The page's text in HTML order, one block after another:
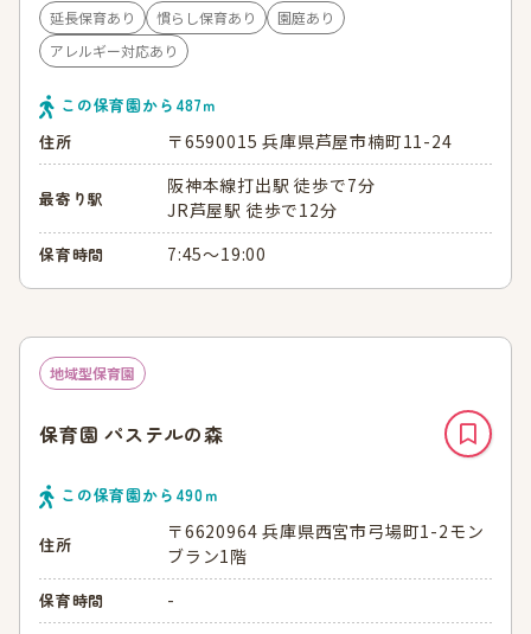
延長保育あり 慣らし保育あり
園庭あり
アレルギー対応あり
この保育園から 487ｍ
住所
〒6590015 兵庫県芦屋市楠町11-24
最寄り駅
阪神本線打出駅 徒歩で7分
JR芦屋駅 徒歩で12分
保育時間 7:45～19:00
地域型保育園
保育園 パステルの森
この保育園から 490ｍ
住所
〒6620964 兵庫県西宮市弓場町1-2モン
ブラン1階
保育時間 -